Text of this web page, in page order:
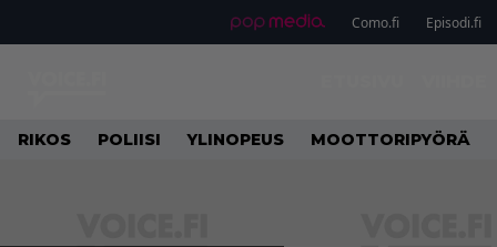
Como.fi Episodi.fi
RIKOS POLIISI YLINOPEUS MOOTTORIPYÖRÄ